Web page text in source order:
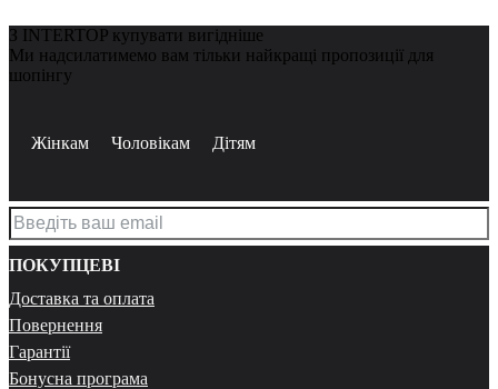
З INTERTOP купувати вигідніше
Ми надсилатимемо вам тільки найкращі пропозиції для
шопінгу
Жінкам Чоловікам Дітям
ПОКУПЦЕВІ
Доставка та оплата
Повернення
Гарантії
Бонусна програма